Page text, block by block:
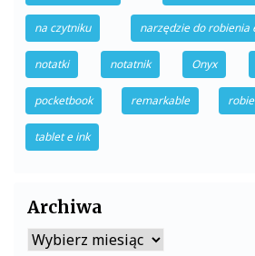
na czytniku narzędzie do robienia
notatki notatnik Onyx
pocketbook remarkable
tablet e ink
Archiwa
Archiwa